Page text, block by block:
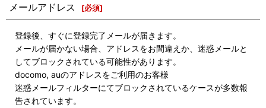
メールアドレス [必須]
登録後、すぐに登録完了メールが届きます。
メールが届かない場合、アドレスをお間違えか、迷惑メールと
してブロックされている可能性があります。
docomo, auのアドレスをご利用のお客様
迷惑メールフィルターにてブロックされているケースが多数報
告されています。